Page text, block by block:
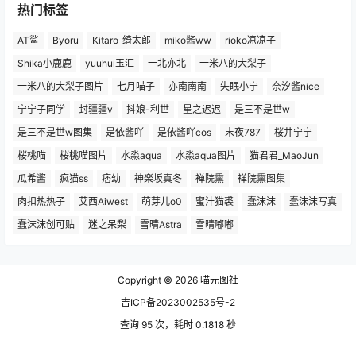
热门标签
AT鲨 Byoru Kitaro_绮太郎 miko酱ww
rioko凉凉子
Shika小鹿鹿
yuuhui玉汇 一北亦北
一米八的大梨子
一米八的大梨子图片
七月喵子 亦南南南 失眠小宁
奈汐酱nice
宁宁子同学
封疆疆v 抖娘-利世 星之迟迟
是三不是世w
是三不是世w图集
是依酱吖 是依酱吖cos 末夜787
桜井宁宁
桜桃喵
桜桃喵图片 水淼aqua 水淼aqua图片
猫君君_MaoJun
瓜希酱
疯猫ss 痞幼 神楽坂真冬 禅院熏
禅院熏图集
肉扣热热子
艾西Aiwest 萌芽儿o0 蜜汁猫裘 蠢沫沫
蠢沫沫写真
蠢沫沫创可贴
迷之呆梨 雪晴Astra 雪晴嘟嘟
Copyright © 2026 喵元图社
吉ICP备2023002535号-2
查询 95 次，耗时 0.1818 秒